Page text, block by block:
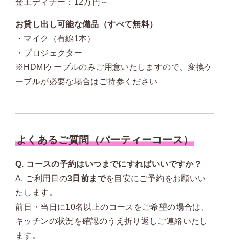
金土ディナー：12万円～
お貸し出し可能な備品（すべて無料）
・マイク（有線1本）
・プロジェクター
※HDMIケーブルのみご用意いたしますので、変換ケ
ーブルが必要な場合はご持参ください
よくあるご質問（パーティーコース）
Q. コースの予約はいつまでにすればいいですか？
A. ご利用日の3日前までを目安にご予約をお願いい
たします。
前日・当日に10名以上のコースをご希望の場合は、
キッチンの状況を確認のうえ折り返しご連絡いたし
ます。